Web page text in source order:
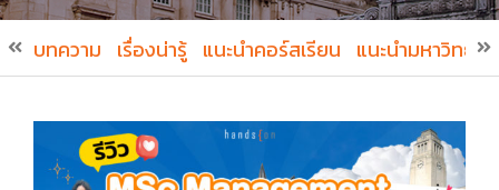
บทความ เรื่องน่ารู้ แนะนำคอร์สเรียน แนะนำมหาวิทยา